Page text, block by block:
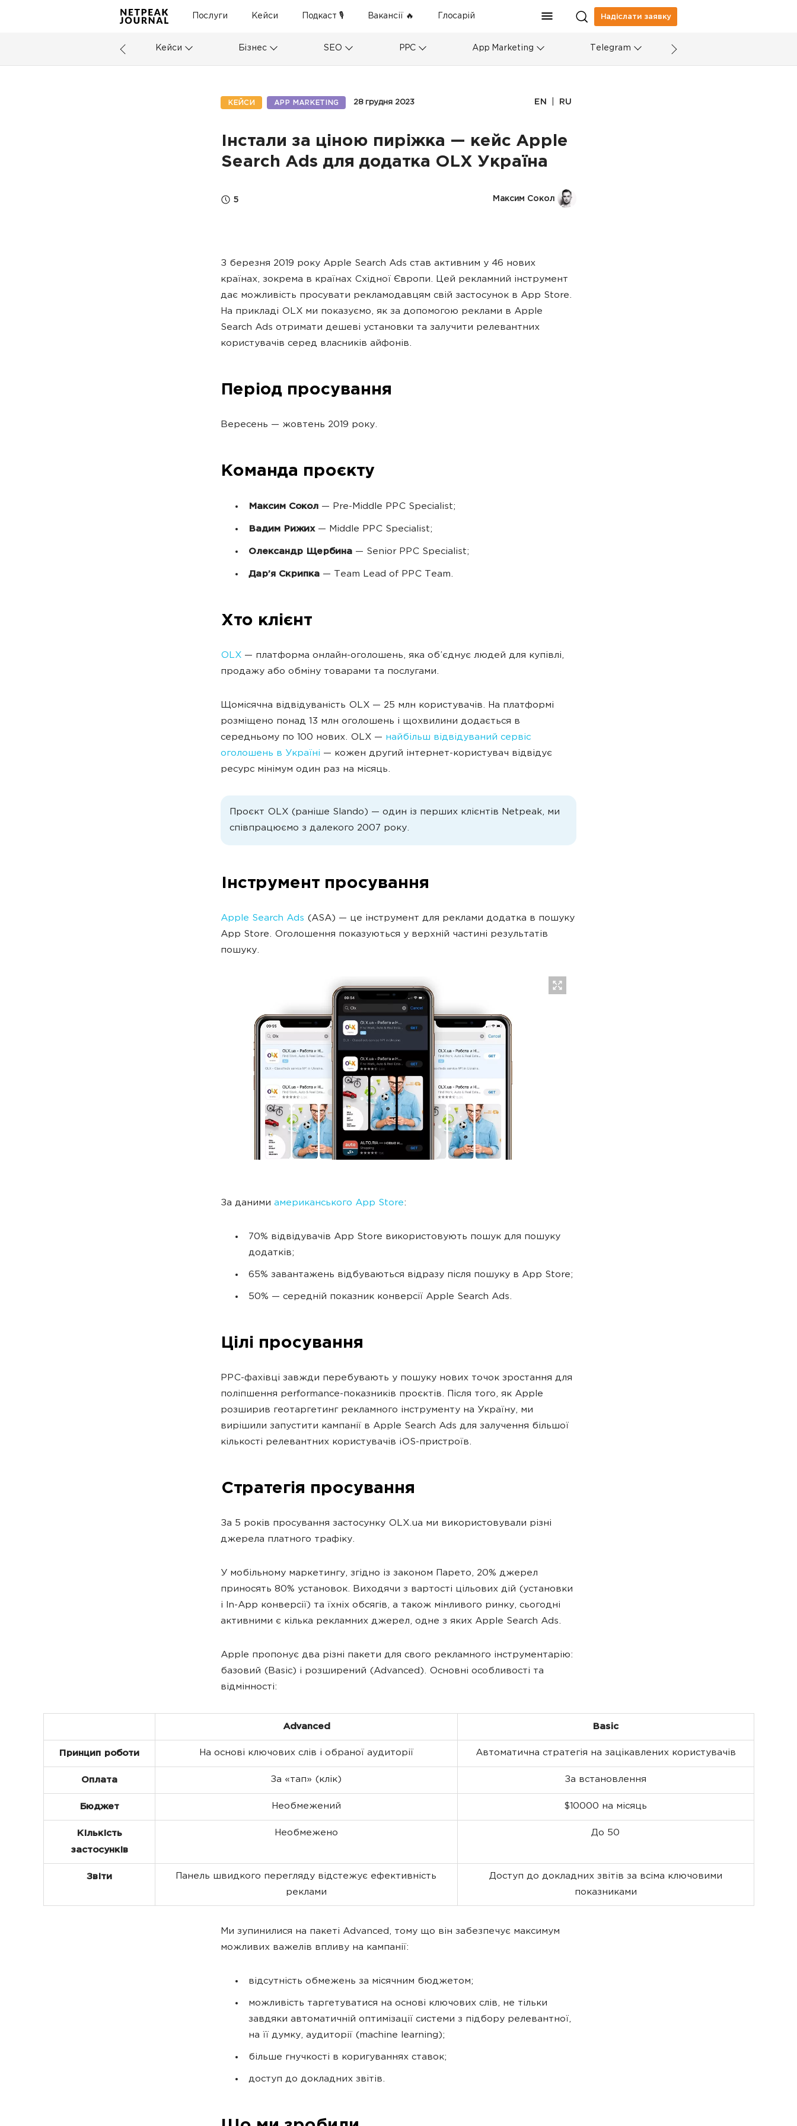
Послуги Кейси Подкаст 🎙 Вакансії 🔥 Глосарій Надіслати заявку
Кейси Бізнес SEO PPC App Marketing Telegram
КЕЙСИ APP MARKETING 28 грудня 2023 EN RU
Інстали за ціною пиріжка — кейс Apple
Search Ads для додатка OLX Україна
5 Максим Сокол
З березня 2019 року Apple Search Ads став активним у 46 нових
країнах, зокрема в країнах Східної Європи. Цей рекламний інструмент
дає можливість просувати рекламодавцям свій застосунок в App Store.
На прикладі OLX ми показуємо, як за допомогою реклами в Apple
Search Ads отримати дешеві установки та залучити релевантних
користувачів серед власників айфонів.
Період просування
Вересень — жовтень 2019 року.
Команда проєкту
Максим Сокол — Pre-Middle PPC Specialist;
Вадим Рижих— Middle PPC Specialist;
Олександр Щербина — Senior PPC Specialist;
Дар’я Скрипка — Team Lead of PPC Team.
Хто клієнт
OLX — платформа онлайн-оголошень, яка об’єднує людей для купівлі,
продажу або обміну товарами та послугами.
Щомісячна відвідуваність OLX — 25 млн користувачів. На платформі
розміщено понад 13 млн оголошень і щохвилини додається в
середньому по 100 нових. OLX — найбільш відвідуваний сервіс
оголошень в Україні — кожен другий інтернет-користувач відвідує
ресурс мінімум один раз на місяць.
Проєкт OLX (раніше Slando) — один із перших клієнтів Netpeak, ми
співпрацюємо з далекого 2007 року.
Інструмент просування
Apple Search Ads (ASA) — це інструмент для реклами додатка в пошуку
App Store. Оголошення показуються у верхній частині результатів
пошуку.
За даними американського App Store:
70% відвідувачів App Store використовують пошук для пошуку
додатків;
65% завантажень відбуваються відразу після пошуку в App Store;
50% — середній показник конверсії Apple Search Ads.
Цілі просування
PPC-фахівці завжди перебувають у пошуку нових точок зростання для
поліпшення performance-показників проєктів. Після того, як Apple
розширив геотаргетинг рекламного інструменту на Україну, ми
вирішили запустити кампанії в Apple Search Ads для залучення більшої
кількості релевантних користувачів iOS-пристроїв.
Стратегія просування
За 5 років просування застосунку OLX.ua ми використовували різні
джерела платного трафіку.
У мобільному маркетингу, згідно із законом Парето, 20% джерел
приносять 80% установок. Виходячи з вартості цільових дій (установки
і In-App конверсії) та їхніх обсягів, а також мінливого ринку, сьогодні
активними є кілька рекламних джерел, одне з яких Apple Search Ads.
Apple пропонує два різні пакети для свого рекламного інструментарію:
базовий (Basic) і розширений (Advanced). Основні особливості та
відмінності:
Advanced Basic
Принцип роботи На основі ключових слів і обраної аудиторії Автоматична стратегія на зацікавлених користувачів
Оплата За «тап» (клік) За встановлення
Бюджет Необмежений $10000 на місяць
Кількість
застосунків
Необмежено До 50
Звіти
Панель швидкого перегляду відстежує ефективність
реклами
Доступ до докладних звітів за всіма ключовими
показниками
Ми зупинилися на пакеті Advanced, тому що він забезпечує максимум
можливих важелів впливу на кампанії:
відсутність обмежень за місячним бюджетом;
можливість таргетуватися на основі ключових слів, не тільки
завдяки автоматичній оптимізації системи з підбору релевантної,
на її думку, аудиторії (machine learning);
більше гнучкості в коригуваннях ставок;
доступ до докладних звітів.